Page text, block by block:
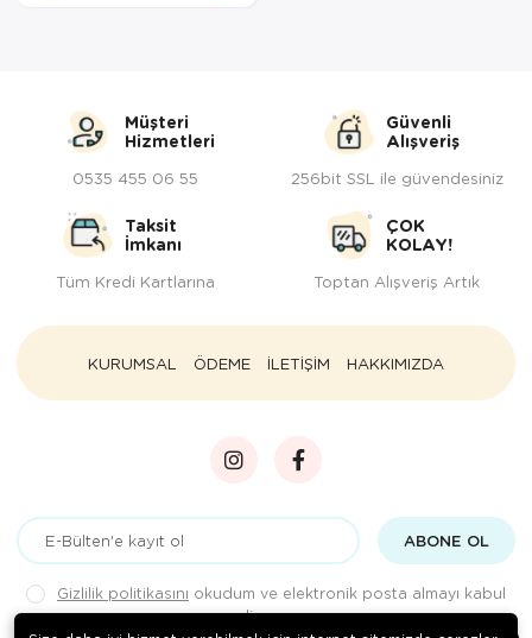
Müşteri
Hizmetleri
0535 455 06 55
Güvenli
Alışveriş
256bit SSL ile güvendesiniz
Taksit
İmkanı
Tüm Kredi Kartlarına
ÇOK
KOLAY!
Toptan Alışveriş Artık
KURUMSAL ÖDEME İLETİŞİM HAKKIMIZDA
ABONE OL
Gizlilik politikasını okudum ve elektronik posta almayı kabul
ediyorum.